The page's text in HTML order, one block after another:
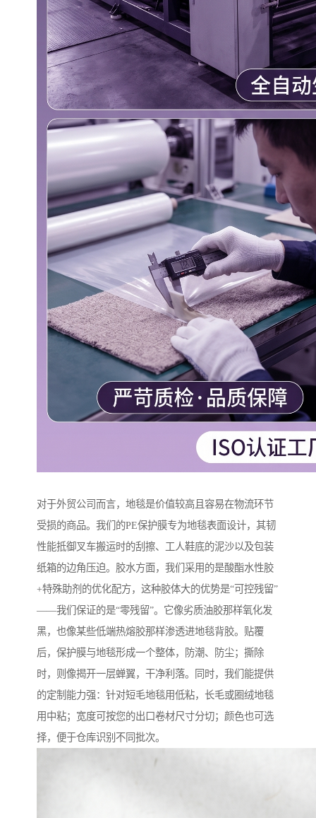
对于外贸公司而言，地毯是价值较高且容易在物流环节
受损的商品。我们的PE保护膜专为地毯表面设计，其韧
性能抵御叉车搬运时的刮擦、工人鞋底的泥沙以及包装
纸箱的边角压迫。胶水方面，我们采用的是酸酯水性胶
+特殊助剂的优化配方，这种胶体大的优势是“可控残留”
——我们保证的是“零残留”。它像劣质油胶那样氧化发
黑，也像某些低端热熔胶那样渗透进地毯背胶。贴覆
后，保护膜与地毯形成一个整体，防潮、防尘；撕除
时，则像揭开一层蝉翼，干净利落。同时，我们能提供
的定制能力强：针对短毛地毯用低粘，长毛或圈绒地毯
用中粘；宽度可按您的出口卷材尺寸分切；颜色也可选
择，便于仓库识别不同批次。